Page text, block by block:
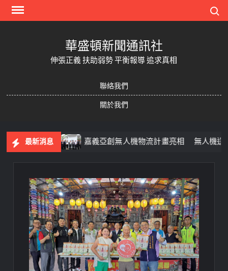
Skip
華盛頓新聞通訊社
伸張正義 扶助弱勢 平衡報導 追求真相
聯絡我們
關於我們
最新消息
日回憶 嘉義亞創無人機物流計畫亮相 無人機送貨走